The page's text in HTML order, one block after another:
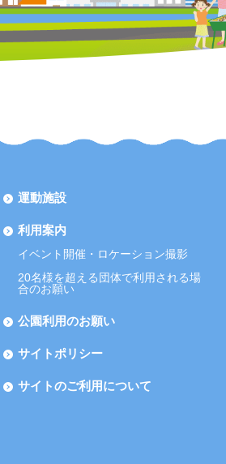
運動施設
利用案内
イベント開催・ロケーション撮影
20名様を超える団体で利用される場
合のお願い
公園利用のお願い
サイトポリシー
サイトのご利用について